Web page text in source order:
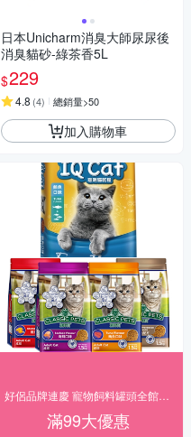
日本Unicharm消臭大師尿尿後
消臭貓砂-綠茶香5L
$229
4.8 (4) 總銷量>50
加入購物車
滿99大優惠